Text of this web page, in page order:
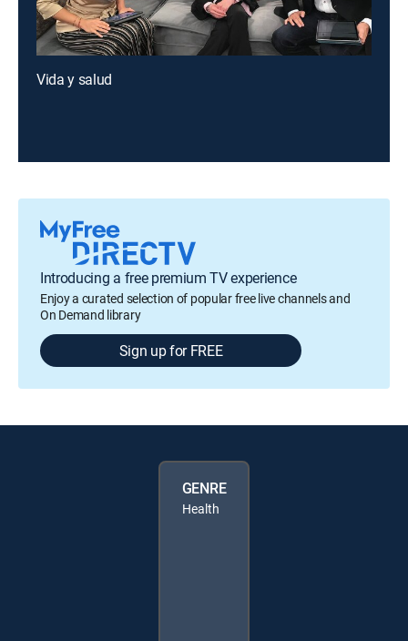
Vida y salud
Introducing a free premium TV experience
Enjoy a curated selection of popular free live channels and
On Demand library
Sign up for FREE
GENRE
Health